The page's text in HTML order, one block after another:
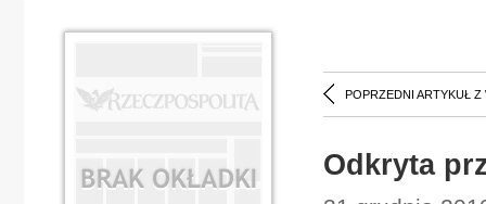
POPRZEDNI ARTYKUŁ Z
Odkryta